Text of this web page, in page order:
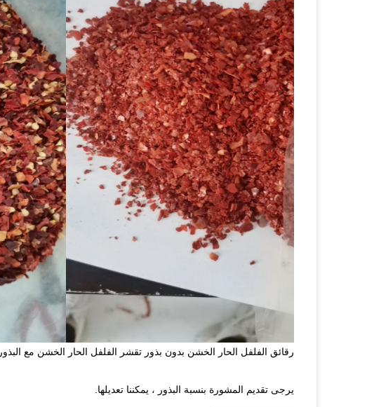
رقائق الفلفل الحار الخشن بدون بذور تقشر الفلفل الحار الخشن مع البذور
يرجى تقديم المشورة بنسبة البذور ، يمكننا تعديلها.